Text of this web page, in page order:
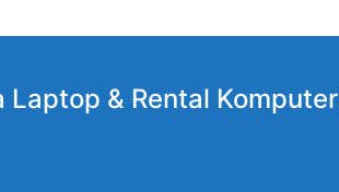
Laptop & Rental Komputer